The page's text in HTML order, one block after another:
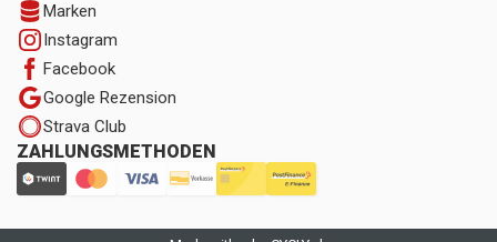
Marken
Instagram
Facebook
Google Rezension
Strava Club
ZAHLUNGSMETHODEN